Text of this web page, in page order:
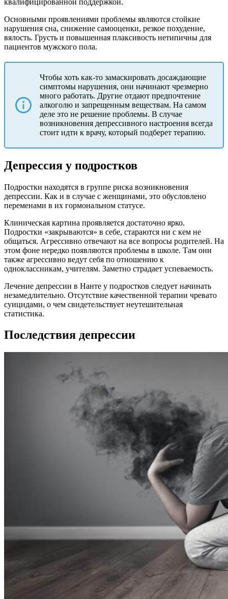
Основными проявлениями проблемы являются стойкие
нарушения сна, снижение самооценки, резкое похудение,
вялость. Грусть и повышенная плаксивость нетипичны для
пациентов мужского пола.
Чтобы хоть как-то замаскировать досаждающие
симптомы нарушения, они начинают чрезмерно
много работать. Другие отдают предпочтение
алкоголю и запрещенным веществам. На самом
деле это не решение проблемы. В случае
возникновения депрессивного настроения всегда
стоит идти к врачу, который подберет терапию.
Депрессия у подростков
Подростки находятся в группе риска возникновения
депрессии. Как и в случае с женщинами, это обусловлено
переменами в их гормональном статусе.
Клиническая картина проявляется достаточно ярко.
Подростки «закрываются» в себе, стараются ни с кем не
общаться. Агрессивно отвечают на все вопросы родителей. На
этом фоне нередко появляются проблемы в школе. Там они
также агрессивно ведут себя по отношению к
одноклассникам, учителям. Заметно страдает успеваемость.
Лечение депрессии в Нанте у подростков следует начинать
незамедлительно. Отсутствие качественной терапии чревато
суицидами, о чем свидетельствует неутешительная
статистика.
Последствия депрессии